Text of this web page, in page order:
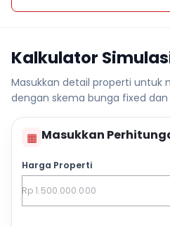
Kalkulator
Masukkan detail properti untuk
dengan skema bunga fixed
▦ Masukkan
Harga Properti